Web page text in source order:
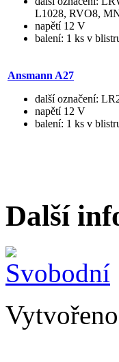
L1028, RVO8,
napětí 12 V
balení: 1 ks v
Ansmann A27
další označení:
napětí 12 V
balení: 1 ks v
Další